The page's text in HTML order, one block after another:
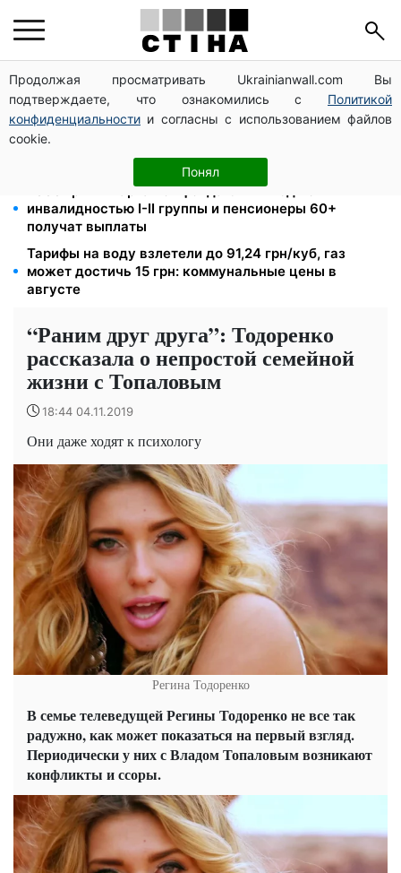
Продолжая просматривать Ukrainianwall.com Вы
подтверждаете, что ознакомились с Политикой
конфиденциальности и согласны с использованием файлов
cookie.
Понял
Директор ДОЗ Киева Татьяна Мостепан:
Демографический кризис нуждается в новых
решениях уже сегодня
Пенсионная реформа в сентябре: добровольные
накопления и пересмотр спецпенсий судей
2000 грн в квартал от фонда США: люди с
инвалидностью I-II группы и пенсионеры 60+
получат выплаты
Тарифы на воду взлетели до 91,24 грн/куб, газ
может достичь 15 грн: коммунальные цены в
августе
“Раним друг друга”: Тодоренко
рассказала о непростой семейной
жизни с Топаловым
18:44 04.11.2019
Они даже ходят к психологу
Регина Тодоренко
В семье телеведущей Регины Тодоренко не все так
радужно, как может показаться на первый взгляд.
Периодически у них с Владом Топаловым возникают
конфликты и ссоры.